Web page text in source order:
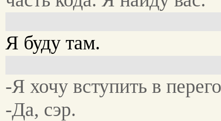
Я буду там.
-Я хочу вступить в
-Да, сэр.